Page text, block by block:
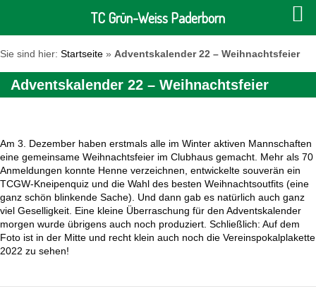
Sie sind hier: Startseite » Adventskalender 22 – Weihnachtsfeier
Adventskalender 22 – Weihnachtsfeier
Am 3. Dezember haben erstmals alle im Winter aktiven Mannschaften
eine gemeinsame Weihnachtsfeier im Clubhaus gemacht. Mehr als 70
Anmeldungen konnte Henne verzeichnen, entwickelte souverän ein
TCGW-Kneipenquiz und die Wahl des besten Weihnachtsoutfits (eine
ganz schön blinkende Sache). Und dann gab es natürlich auch ganz
viel Geselligkeit. Eine kleine Überraschung für den Adventskalender
morgen wurde übrigens auch noch produziert. Schließlich: Auf dem
Foto ist in der Mitte und recht klein auch noch die Vereinspokalplakette
2022 zu sehen!
TC Grün-Weiss Paderborn